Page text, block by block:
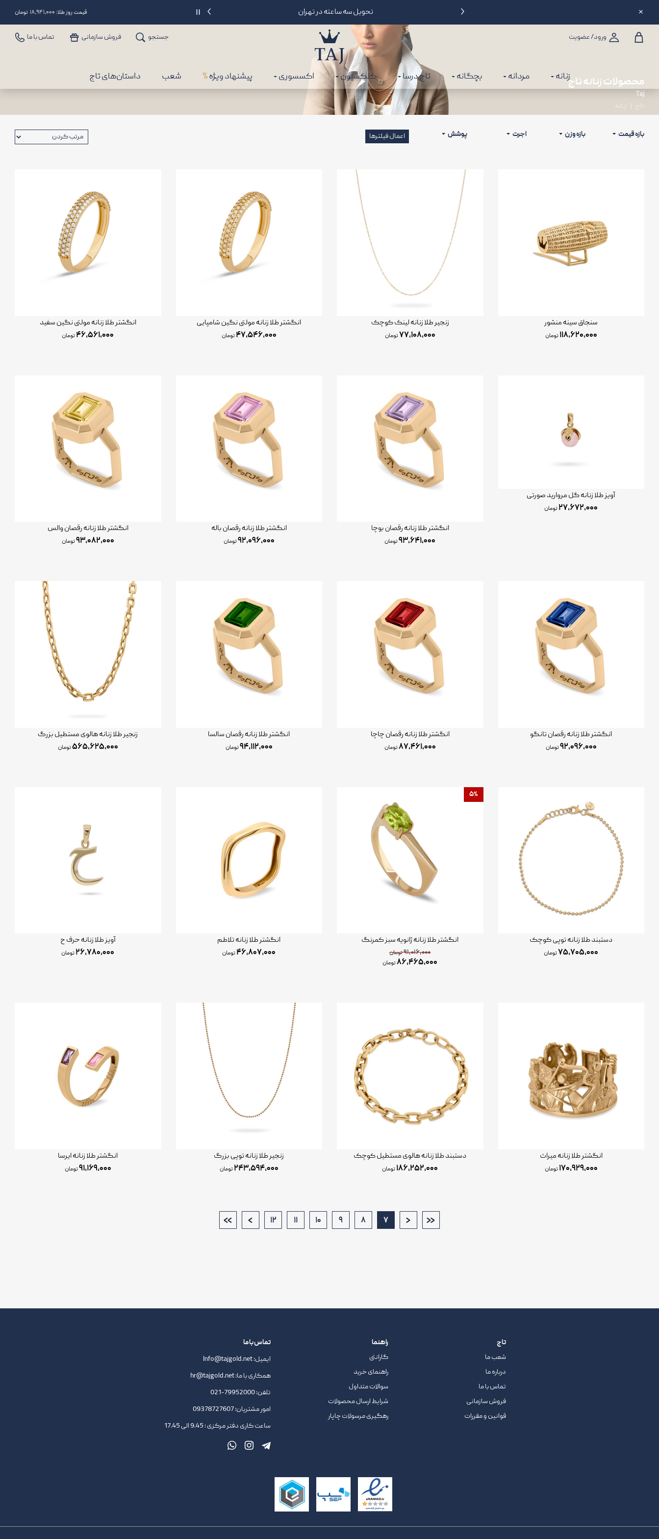
دریافت 2% اعتبار بعد از هر خرید تحویل سه ساعته در تهران || قیمت روز طلا: ۱۸,۹۴۱,۰۰۰ تومان
ورود/ عضویت جستجو فروش سازمانی تماس با ما
زنانه مردانه بچگانه تاج درسا کلکسیون اکسسوری پیشنهاد ویژه% شعب داستان‌های تاج
تاج زنانه
بازه قیمت بازه وزن اجرت پوشش اعمال فیلترها
سنجاق سینه منشور
۱۱۸,۶۲۰,۰۰۰تومان
زنجیر طلا زنانه لینک کوچک
۷۷,۱۰۸,۰۰۰تومان
انگشتر طلا زنانه مولتی نگین شامپایی
۴۷,۵۴۶,۰۰۰تومان
انگشتر طلا زنانه مولتی نگین سفید
۴۶,۵۶۱,۰۰۰تومان
آویز طلا زنانه گل مروارید صورتی
۲۷,۶۷۲,۰۰۰تومان
انگشتر طلا زنانه رقصان بوچا
۹۳,۶۴۱,۰۰۰تومان
انگشتر طلا زنانه رقصان باله
۹۲,۰۹۶,۰۰۰تومان
انگشتر طلا زنانه رقصان والس
۹۳,۰۸۲,۰۰۰تومان
انگشتر طلا زنانه رقصان تانگو
۹۲,۰۹۶,۰۰۰تومان
انگشتر طلا زنانه رقصان چاچا
۸۷,۴۶۱,۰۰۰تومان
انگشتر طلا زنانه رقصان سالسا
۹۴,۱۱۲,۰۰۰تومان
زنجیر طلا زنانه هالوی مستطیل بزرگ
۵۶۵,۶۲۵,۰۰۰تومان
دستبند طلا زنانه توپی کوچک
۷۵,۷۰۵,۰۰۰تومان
۵%
انگشتر طلا زنانه ژانویه سبز کمرنگ
۹۱,۰۱۶,۰۰۰تومان
۸۶,۴۶۵,۰۰۰تومان
انگشتر طلا زنانه تلاطم
۴۶,۸۰۷,۰۰۰تومان
آویز طلا زنانه حرف ح
۲۶,۷۸۰,۰۰۰تومان
انگشتر طلا زنانه میراث
۱۷۰,۹۲۹,۰۰۰تومان
دستبند طلا زنانه هالوی مستطیل کوچک
۱۸۶,۲۵۲,۰۰۰تومان
زنجیر طلا زنانه توپی بزرگ
۲۴۳,۵۹۴,۰۰۰تومان
انگشتر طلا زنانه ایرسا
۹۱,۱۶۹,۰۰۰تومان
<<
< ۷ ۸ ۹ ۱۰ ۱۱ ۱۲ >
>>
تاج
شعب ما
درباره ما
تماس با ما
فروش سازمانی
قوانین و مقررات
راهنما
گارانتی
راهنمای خرید
سوالات متداول
شرایط ارسال محصولات
رهگیری مرسولات چاپار
تماس با ما
ایمیل:Info@tajgold.net
همکاری با ما:hr@tajgold.net
تلفن:79952000-021
امور مشتریان:
ساعت کاری دفتر مرکزی : 9.45 الی 17.45